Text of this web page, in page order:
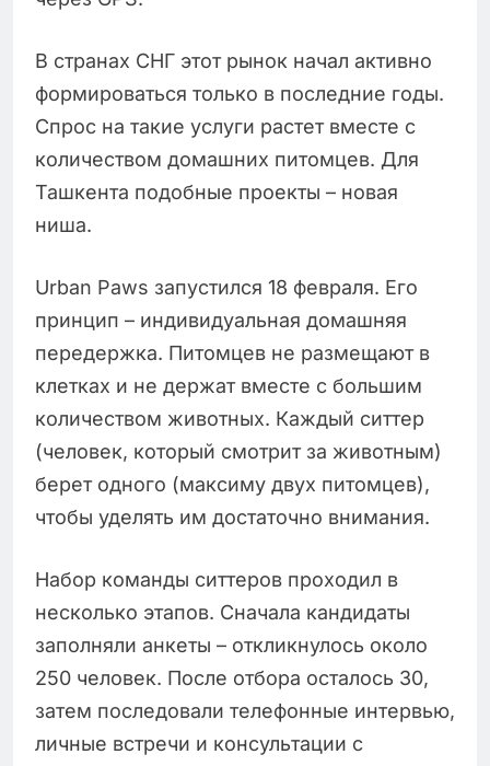
В странах СНГ этот рынок начал активно
формироваться только в последние годы.
Спрос на такие услуги растет вместе с
количеством домашних питомцев. Для
Ташкента подобные проекты – новая
ниша.
Urban Paws запустился 18 февраля. Его
принцип – индивидуальная домашняя
передержка. Питомцев не размещают в
клетках и не держат вместе с большим
количеством животных. Каждый ситтер
(человек, который смотрит за животным)
берет одного (максиму двух питомцев),
чтобы уделять им достаточно внимания.
Набор команды ситтеров проходил в
несколько этапов. Сначала кандидаты
заполняли анкеты – откликнулось около
250 человек. После отбора осталось 30,
затем последовали телефонные интервью,
личные встречи и консультации с